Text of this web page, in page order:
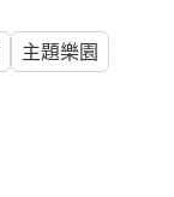
主題樂園